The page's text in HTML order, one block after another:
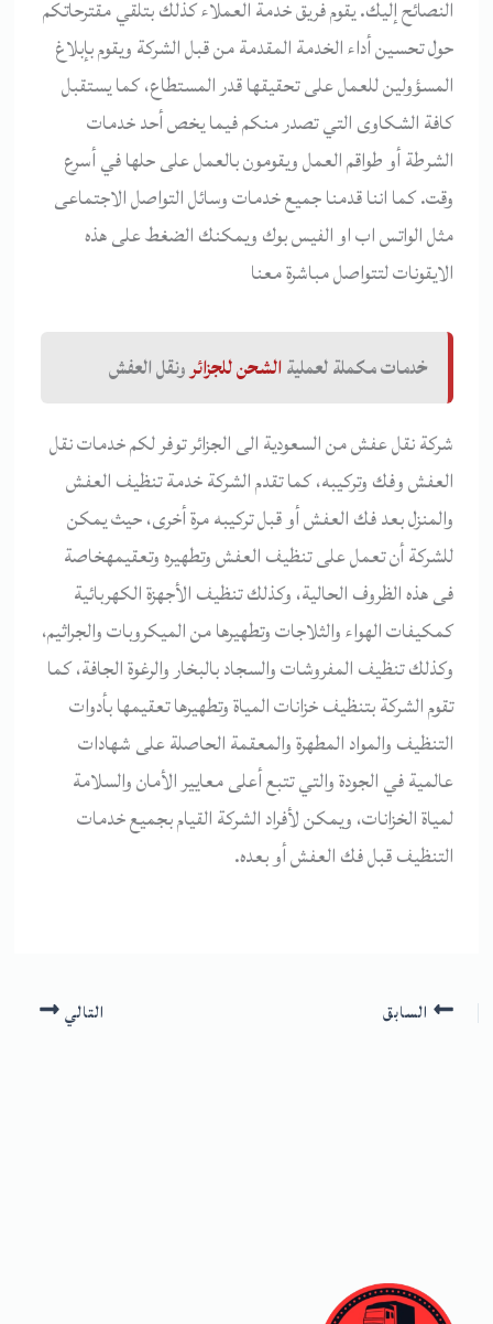
النصائح إليك. يقوم فريق خدمة العملاء كذلك بتلقي مقترحاتكم
حول تحسين أداء الخدمة المقدمة من قبل الشركة ويقوم بإبلاغ
المسؤولين للعمل على تحقيقها قدر المستطاع، كما يستقبل
كافة الشكاوى التي تصدر منكم فيما يخص أحد خدمات
الشرطة أو طواقم العمل ويقومون بالعمل على حلها في أسرع
وقت. كما اننا قدمنا جميع خدمات وسائل التواصل الاجتماعى
مثل الواتس اب او الفيس بوك ويمكنك الضغط على هذه
الايقونات لتتواصل مباشرة معنا
خدمات مكملة لعمليةالشحن للجزائرونقل العفش
شركة نقل عفش من السعودية الى الجزائر توفر لكم خدمات نقل
العفش وفك وتركيبه، كما تقدم الشركة خدمة تنظيف العفش
والمنزل بعد فك العفش أو قبل تركيبه مرة أخرى، حيث يمكن
للشركة أن تعمل على تنظيف العفش وتطهيره وتعقيمهخاصة
فى هذه الظروف الحالية، وكذلك تنظيف الأجهزة الكهربائية
كمكيفات الهواء والثلاجات وتطهيرها من الميكروبات والجراثيم،
وكذلك تنظيف المفروشات والسجاد بالبخار والرغوة الجافة، كما
تقوم الشركة بتنظيف خزانات المياة وتطهيرها تعقيمها بأدوات
التنظيف والمواد المطهرة والمعقمة الحاصلة على شهادات
عالمية في الجودة والتي تتبع أعلى معايير الأمان والسلامة
لمياة الخزانات، ويمكن لأفراد الشركة القيام بجميع خدمات
التنظيف قبل فك العفش أو بعده.
السابق التالي